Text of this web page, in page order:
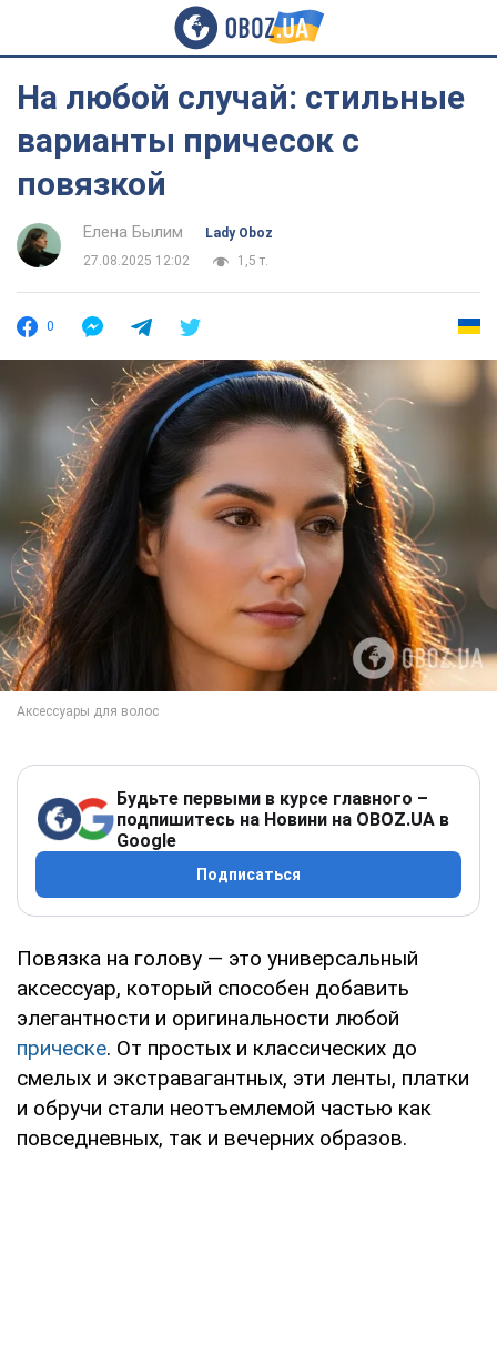
На любой случай: стильные
варианты причесок с
повязкой
Елена Былим
Lady Oboz
27.08.2025 12:02
1,5 т.
0
Будьте первыми в курсе главного –
подпишитесь на Новини на OBOZ.UA в
Google
Подписаться
Повязка на голову — это универсальный
аксессуар, который способен добавить
элегантности и оригинальности любой
прическе. От простых и классических до
смелых и экстравагантных, эти ленты, платки
и обручи стали неотъемлемой частью как
повседневных, так и вечерних образов.